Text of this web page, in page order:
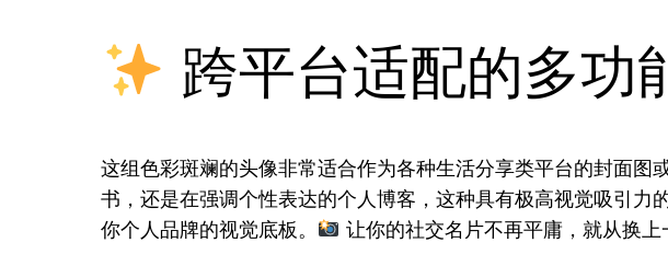
跨平台适配的多功
这组色彩斑斓的头像非常适合作为各种生活分享类平台的封面图或
书，还是在强调个性表达的个人博客，这种具有极高视觉吸引
你个人品牌的视觉底板。
让你的社交名片不再平庸，就从换上